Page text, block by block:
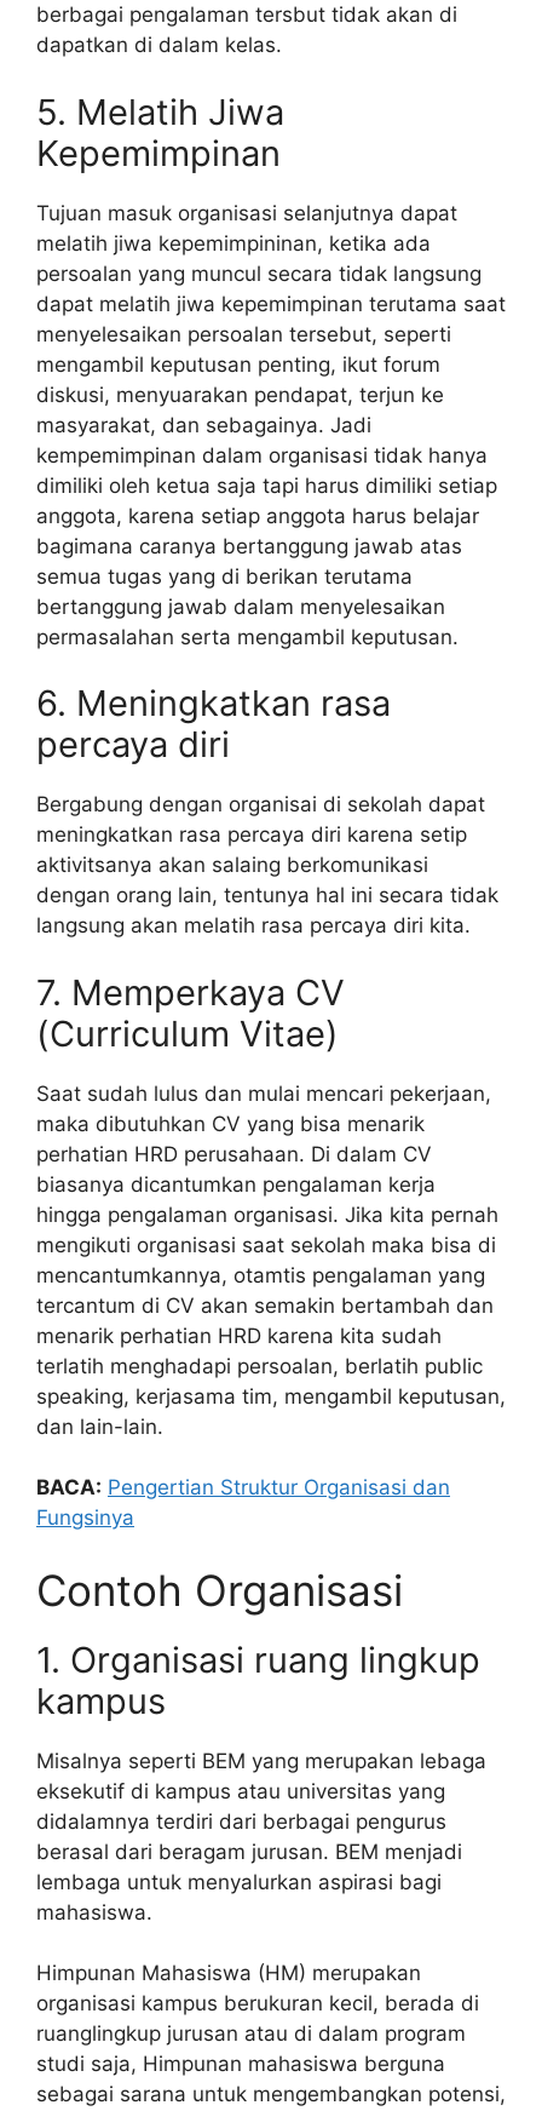
berbagai pengalaman tersbut tidak akan di
dapatkan di dalam kelas.
5. Melatih Jiwa
Kepemimpinan
Tujuan masuk organisasi selanjutnya dapat
melatih jiwa kepemimpininan, ketika ada
persoalan yang muncul secara tidak langsung
dapat melatih jiwa kepemimpinan terutama saat
menyelesaikan persoalan tersebut, seperti
mengambil keputusan penting, ikut forum
diskusi, menyuarakan pendapat, terjun ke
masyarakat, dan sebagainya. Jadi
kempemimpinan dalam organisasi tidak hanya
dimiliki oleh ketua saja tapi harus dimiliki setiap
anggota, karena setiap anggota harus belajar
bagimana caranya bertanggung jawab atas
semua tugas yang di berikan terutama
bertanggung jawab dalam menyelesaikan
permasalahan serta mengambil keputusan.
6. Meningkatkan rasa
percaya diri
Bergabung dengan organisai di sekolah dapat
meningkatkan rasa percaya diri karena setip
aktivitsanya akan salaing berkomunikasi
dengan orang lain, tentunya hal ini secara tidak
langsung akan melatih rasa percaya diri kita.
7. Memperkaya CV
(Curriculum Vitae)
Saat sudah lulus dan mulai mencari pekerjaan,
maka dibutuhkan CV yang bisa menarik
perhatian HRD perusahaan. Di dalam CV
biasanya dicantumkan pengalaman kerja
hingga pengalaman organisasi. Jika kita pernah
mengikuti organisasi saat sekolah maka bisa di
mencantumkannya, otamtis pengalaman yang
tercantum di CV akan semakin bertambah dan
menarik perhatian HRD karena kita sudah
terlatih menghadapi persoalan, berlatih public
speaking, kerjasama tim, mengambil keputusan,
dan lain-lain.
BACA: Pengertian Struktur Organisasi dan
Fungsinya
Contoh Organisasi
1. Organisasi ruang lingkup
kampus
Misalnya seperti BEM yang merupakan lebaga
eksekutif di kampus atau universitas yang
didalamnya terdiri dari berbagai pengurus
berasal dari beragam jurusan. BEM menjadi
lembaga untuk menyalurkan aspirasi bagi
mahasiswa.
Himpunan Mahasiswa (HM) merupakan
organisasi kampus berukuran kecil, berada di
ruanglingkup jurusan atau di dalam program
studi saja, Himpunan mahasiswa berguna
sebagai sarana untuk mengembangkan potensi,